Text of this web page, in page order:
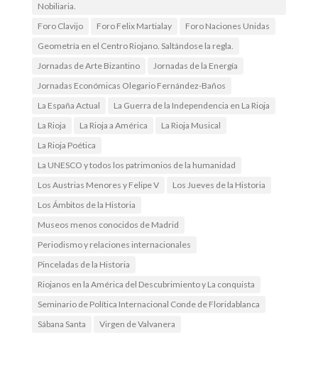
Nobiliaria.
Foro Clavijo
Foro Felix Martialay
Foro Naciones Unidas
Geometría en el Centro Riojano. Saltándose la regla.
Jornadas de Arte Bizantino
Jornadas de la Energía
Jornadas Económicas Olegario Fernández-Baños
La España Actual
La Guerra de la Independencia en La Rioja
La Rioja
La Rioja a América
La Rioja Musical
La Rioja Poética
La UNESCO y todos los patrimonios de la humanidad
Los Austrias Menores y Felipe V
Los Jueves de la Historia
Los Ámbitos de la Historia
Museos menos conocidos de Madrid
Periodismo y relaciones internacionales
Pinceladas de la Historia
Riojanos en la América del Descubrimiento y La conquista
Seminario de Política Internacional Conde de Floridablanca
Sábana Santa
Virgen de Valvanera